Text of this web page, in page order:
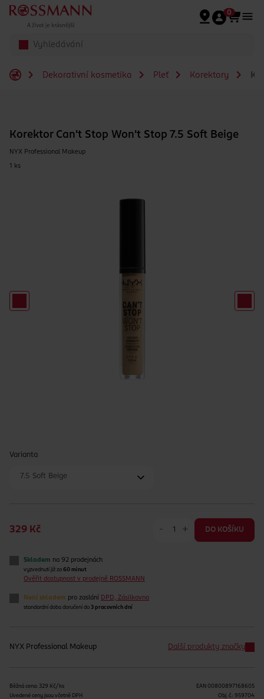
Přeskočit na hlavmní obsah
0
Dekorativní kosmetika Pleť Korektory
Korektor Can't Stop Won't Stop 7.5 Soft Beige
NYX Professional Makeup
1 ks
Varianta
7.5 Soft Beige
329 Kč - + DO KOŠÍKU
Skladem na 92 prodejnách
vyzvednutí již za 60 minut
Ověřit dostupnost v prodejně ROSSMANN
Není skladem pro zaslání DPD, Zásilkovna
standardní doba doručení do 3 pracovních dní
NYX Professional Makeup Další produkty značky
Běžná cena: 329 Kč/ks
Uvedené ceny jsou včetně DPH
EAN 00800897168605
Obj. č.: 959704